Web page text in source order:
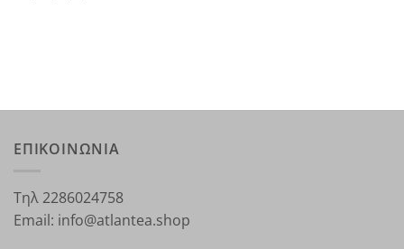
ΕΠΙΚΟΙΝΩΝΙΑ
Τηλ 2286024758
Email: info@atlantea.shop